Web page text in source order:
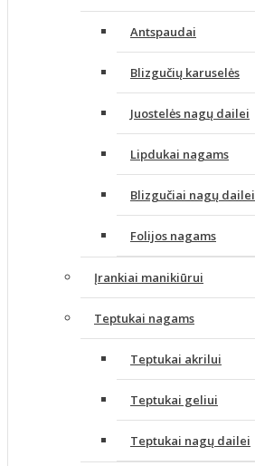
Antspaudai
Blizgučių karuselės
Juostelės nagų dailei
Lipdukai nagams
Blizgučiai nagų dailei
Folijos nagams
Įrankiai manikiūrui
Teptukai nagams
Teptukai akrilui
Teptukai geliui
Teptukai nagų dailei